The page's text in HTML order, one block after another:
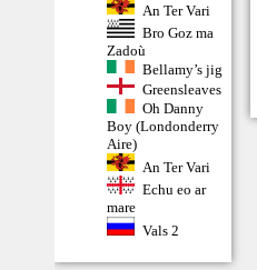
An Ter Vari
Bro Goz ma
Zadoù
Bellamy’s jig
Greensleaves
Oh Danny
Boy (Londonderry
Aire)
An Ter Vari
Echu eo ar
mare
Vals 2